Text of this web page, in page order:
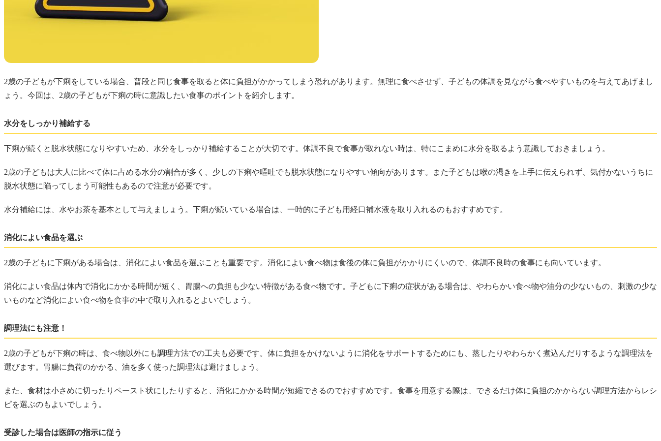
2歳の子どもが下痢をしている場合、普段と同じ食事を取ると体に負担がかかってしまう恐れがあります。無理に食べさせず、子どもの体調を見ながら食べやすいものを与えてあげまし
ょう。今回は、2歳の子どもが下痢の時に意識したい食事のポイントを紹介します。
水分をしっかり補給する
下痢が続くと脱水状態になりやすいため、水分をしっかり補給することが大切です。体調不良で食事が取れない時は、特にこまめに水分を取るよう意識しておきましょう。
2歳の子どもは大人に比べて体に占める水分の割合が多く、少しの下痢や嘔吐でも脱水状態になりやすい傾向があります。また子どもは喉の渇きを上手に伝えられず、気付かないうちに
脱水状態に陥ってしまう可能性もあるので注意が必要です。
水分補給には、水やお茶を基本として与えましょう。下痢が続いている場合は、一時的に子ども用経口補水液を取り入れるのもおすすめです。
消化によい食品を選ぶ
2歳の子どもに下痢がある場合は、消化によい食品を選ぶことも重要です。消化によい食べ物は食後の体に負担がかかりにくいので、体調不良時の食事にも向いています。
消化によい食品は体内で消化にかかる時間が短く、胃腸への負担も少ない特徴がある食べ物です。子どもに下痢の症状がある場合は、やわらかい食べ物や油分の少ないもの、刺激の少な
いものなど消化によい食べ物を食事の中で取り入れるとよいでしょう。
調理法にも注意！
2歳の子どもが下痢の時は、食べ物以外にも調理方法での工夫も必要です。体に負担をかけないように消化をサポートするためにも、蒸したりやわらかく煮込んだりするような調理法を
選びます。胃腸に負荷のかかる、油を多く使った調理法は避けましょう。
また、食材は小さめに切ったりペースト状にしたりすると、消化にかかる時間が短縮できるのでおすすめです。食事を用意する際は、できるだけ体に負担のかからない調理方法からレシ
ピを選ぶのもよいでしょう。
受診した場合は医師の指示に従う